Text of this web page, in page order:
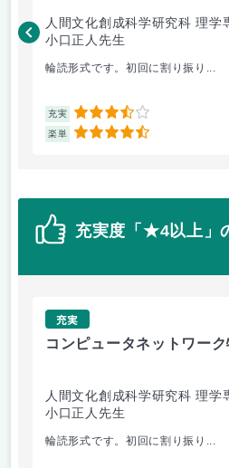
人間文化創成科学研究科 理学
小口正人先生
輪読形式です。初回に割り振り...
充実 3.5
楽単 4.5
充実度「★4以上」
充実
コンピュータネットワー
人間文化創成科学研究科 理学
小口正人先生
輪読形式です。初回に割り振り...